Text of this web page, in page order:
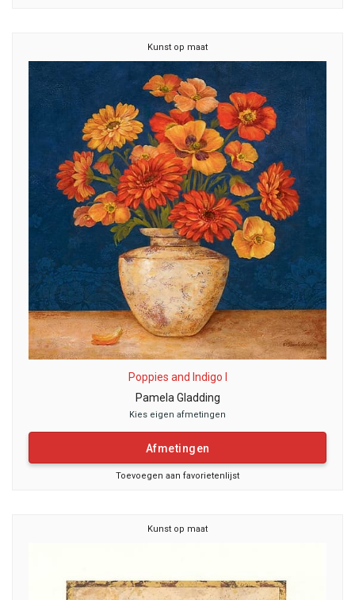
Kunst op maat
Poppies and Indigo I
Pamela Gladding
Kies eigen afmetingen
Afmetingen
Toevoegen aan favorietenlijst
Kunst op maat